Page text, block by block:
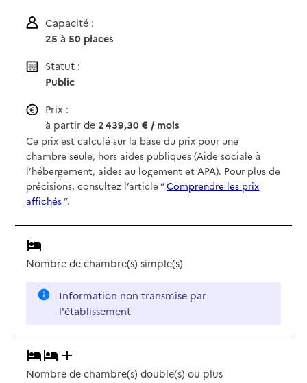
Capacité :
25 à 50 places
Statut :
Public
Prix :
à partir de2 439,30 € / mois
Ce prix est calculé sur la base du prix pour une
chambre seule, hors aides publiques (Aide sociale à
l’hébergement, aides au logement et APA). Pour plus de
précisions, consultez l’article “Comprendre les prix
affichés”.
Nombre de chambre(s) simple(s)
Information non transmise par
l'établissement
Nombre de chambre(s) double(s)ou plus